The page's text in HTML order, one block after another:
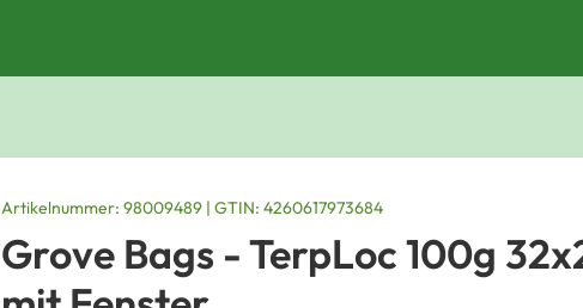
Artikelnummer: 98009489 | GTIN: 4260617973684
Grove Bags - TerpLoc 100g